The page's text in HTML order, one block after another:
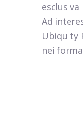
Ad
Ubiquity
nei